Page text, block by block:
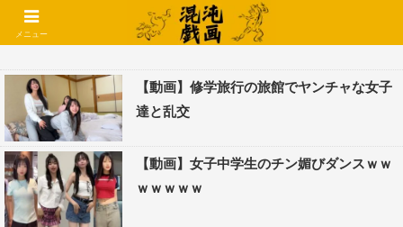
コメントでコテハン使えるようになりました🌱
【動画】修学旅行の旅館でヤンチャな女子
達と乱交
【動画】女子中学生のチン媚びダンスｗｗ
ｗｗｗｗｗ
メニュー